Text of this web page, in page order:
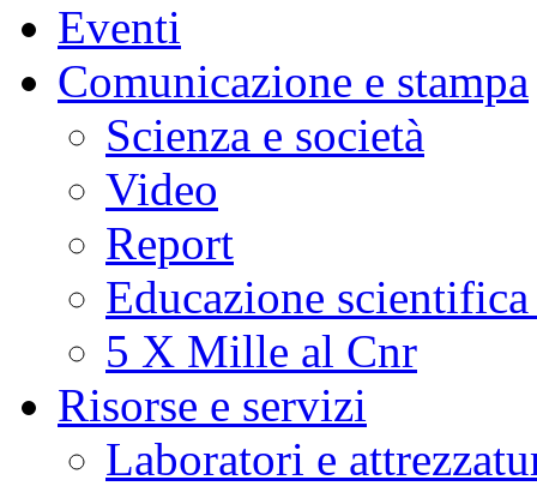
Eventi
Comunicazione e stampa
Scienza e società
Video
Report
Educazione
5 X Mille al Cnr
Risorse e servizi
Laboratori e